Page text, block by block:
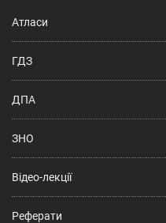
Атласи
ГДЗ
ДПА
ЗНО
Відео-лекції
Реферати